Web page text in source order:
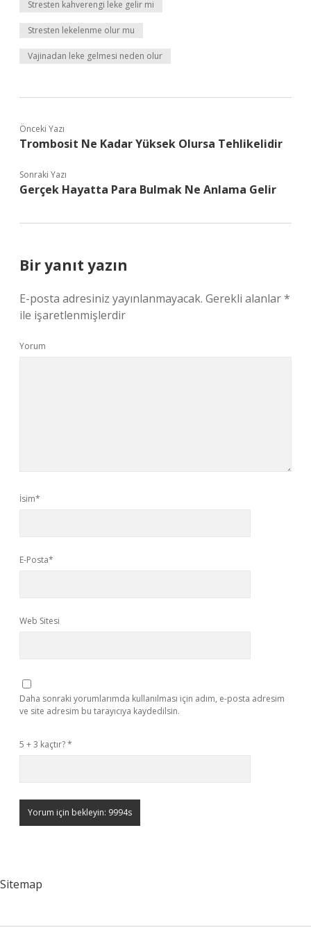
Stresten kahverengi leke gelir mi
Stresten lekelenme olur mu
Vajinadan leke gelmesi neden olur
Önceki Yazı
Trombosit Ne Kadar Yüksek Olursa Tehlikelidir
Sonraki Yazı
Gerçek Hayatta Para Bulmak Ne Anlama Gelir
Bir yanıt yazın
E-posta adresiniz yayınlanmayacak. Gerekli alanlar*
ile işaretlenmişlerdir
Yorum
İsim*
E-Posta*
Web Sitesi
Daha sonraki yorumlarımda kullanılması için adım, e-posta adresim
ve site adresim bu tarayıcıya kaydedilsin.
5 + 3 kaçtır?*
Sitemap